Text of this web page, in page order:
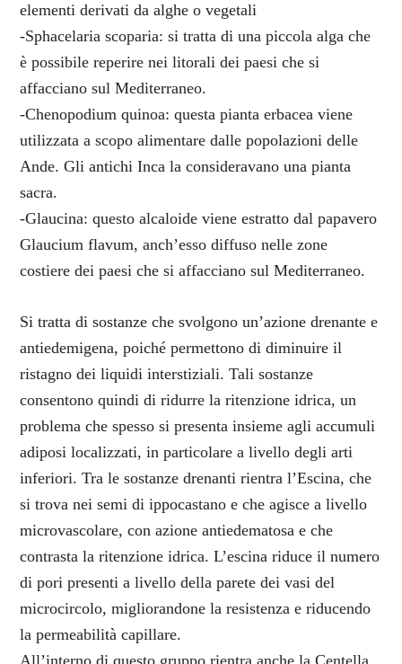
elementi derivati da alghe o vegetali
-Sphacelaria scoparia: si tratta di una piccola alga che
è possibile reperire nei litorali dei paesi che si
affacciano sul Mediterraneo.
-Chenopodium quinoa: questa pianta erbacea viene
utilizzata a scopo alimentare dalle popolazioni delle
Ande. Gli antichi Inca la consideravano una pianta
sacra.
-Glaucina: questo alcaloide viene estratto dal papavero
Glaucium flavum, anch’esso diffuso nelle zone
costiere dei paesi che si affacciano sul Mediterraneo.
Si tratta di sostanze che svolgono un’azione drenante e
antiedemigena, poiché permettono di diminuire il
ristagno dei liquidi interstiziali. Tali sostanze
consentono quindi di ridurre la ritenzione idrica, un
problema che spesso si presenta insieme agli accumuli
adiposi localizzati, in particolare a livello degli arti
inferiori. Tra le sostanze drenanti rientra l’Escina, che
si trova nei semi di ippocastano e che agisce a livello
microvascolare, con azione antiedematosa e che
contrasta la ritenzione idrica. L’escina riduce il numero
di pori presenti a livello della parete dei vasi del
microcircolo, migliorandone la resistenza e riducendo
la permeabilità capillare.
All’interno di questo gruppo rientra anche la Centella